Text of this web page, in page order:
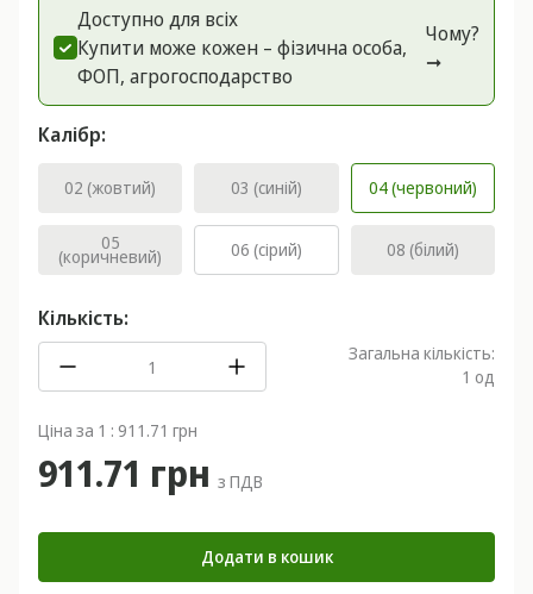
Доступно для всіх
Купити може кожен – фізична особа,
ФОП, агрогоспoдарство
Чому?
➞
Калібр:
02 (жовтий) 03 (синій) 04 (червоний)
05
(коричневий) 06 (сірий) 08 (білий)
Кількість:
Загальна кількість:
1 од
Ціна за 1 : 911.71 грн
911.71 грн з ПДВ
Додати в кошик